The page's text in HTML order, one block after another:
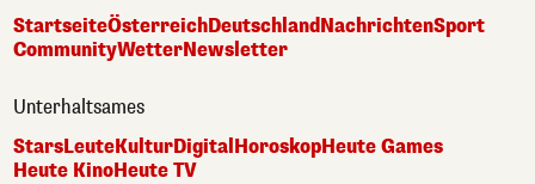
StartseiteÖsterreichDeutschlandNachrichtenSport
CommunityWetterNewsletter
Unterhaltsames
StarsLeuteKulturDigital HoroskopHeute Games
Heute KinoHeute TV